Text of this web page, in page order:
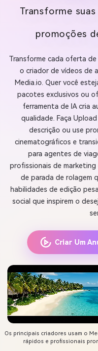
Transforme
promoções
Transforme cada oferta
o criador de vídeos de
Media.io. Quer você
pacotes exclusivos ou
ferramenta de IA cria
qualidade. Faça
descrição ou use
cinematográficos e
para agentes de
profissionais de
de parada de rolagem
habilidades de edição
social que inspirem o
Criar Um
Os principais criadores usam o
rápidos e profissionais